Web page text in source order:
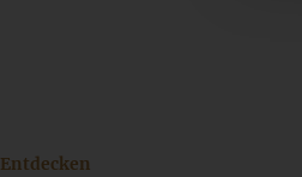
Entdecken